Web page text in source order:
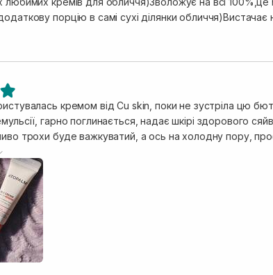
обличчя)Вистачає надовго )На зиму і на ніч для мене чудовий крем
кремом від Cu skin, поки не зустріла цю
гарно поглинається, надає шкірі здорового
трохи буде важкуватий, а ось на холодну пору,
Тепер він в мене буде на повторі😁